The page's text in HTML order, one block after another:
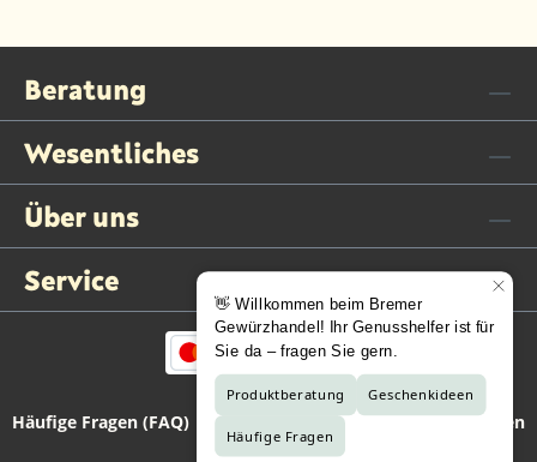
Beratung
Wesentliches
Über uns
Service
Häufige Fragen (FAQ) Kontaktformular Vertrag widerrufen